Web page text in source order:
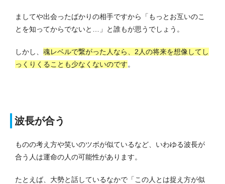
ましてや出会ったばかりの相手ですから「もっとお互いのこ
とを知ってからでないと…」と誰もが思うでしょう。
しかし、 魂レベルで繋がった人なら、2人の将来を想像してし
っくりくることも少なくないのです。
波長が合う
ものの考え方や笑いのツボが似ているなど、いわゆる波長が
合う人は運命の人の可能性があります。
たとえば、大勢と話しているなかで「この人とは捉え方が似